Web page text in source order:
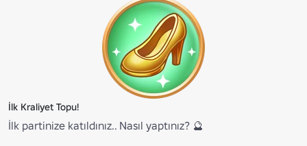
İlk Kraliyet Topu!
İlk partinize katıldınız.. Nasıl yaptınız? 🔮